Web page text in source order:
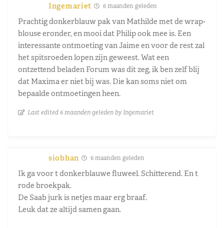
Ingemariet 6 maanden geleden
Prachtig donkerblauw pak van Mathilde met de wrap-
blouse eronder, en mooi dat Philip ook mee is. Een
interessante ontmoeting van Jaime en voor de rest zal
het spitsroeden lopen zijn geweest. Wat een
ontzettend beladen Forum was dit zeg, ik ben zelf blij
dat Maxima er niet bij was. Die kan soms niet om
bepaalde ontmoetingen heen.
Last edited 6 maanden geleden by Ingemariet
siobhan 6 maanden geleden
Ik ga voor t donkerblauwe fluweel. Schitterend. En t
rode broekpak.
De Saab jurk is netjes maar erg braaf.
Leuk dat ze altijd samen gaan.